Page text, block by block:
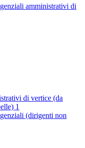
amministrativi di
di vertice (da
1
(dirigenti non